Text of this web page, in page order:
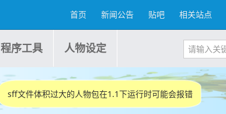
首页 新闻公告 贴吧 相关站点
程序工具 人物设定
sff文件体积过大的人物包在1.1下运行时可能会报错